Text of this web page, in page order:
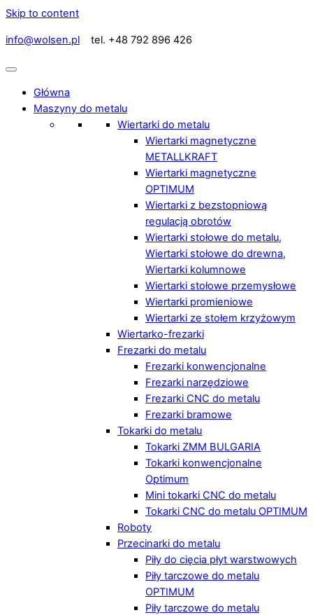
Skip to content
info@wolsen.pl tel. +48 792 896 426
Główna
Maszyny do metalu
Wiertarki do metalu
Wiertarki magnetyczne
METALLKRAFT
Wiertarki magnetyczne
OPTIMUM
Wiertarki z bezstopniową
regulacją obrotów
Wiertarki stołowe do metalu,
Wiertarki stołowe do drewna,
Wiertarki kolumnowe
Wiertarki stołowe przemysłowe
Wiertarki promieniowe
Wiertarki ze stołem krzyżowym
Wiertarko-frezarki
Frezarki do metalu
Frezarki konwencjonalne
Frezarki narzędziowe
Frezarki CNC do metalu
Frezarki bramowe
Tokarki do metalu
Tokarki ZMM BULGARIA
Tokarki konwencjonalne
Optimum
Mini tokarki CNC do metalu
Tokarki CNC do metalu OPTIMUM
Roboty
Przecinarki do metalu
Piły do cięcia płyt warstwowych
Piły tarczowe do metalu
OPTIMUM
Piły tarczowe do metalu